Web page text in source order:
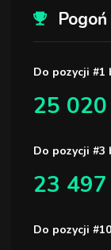
Do pozycji #1
25 020
Do pozycji #3
23 497
Do pozycji